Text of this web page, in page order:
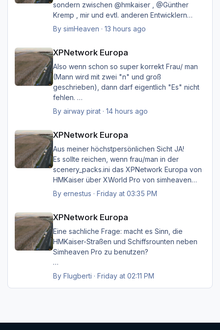
sondern zwischen @hmkaiser , @Günther
Kremp , mir und evtl. anderen Entwicklern
intern geklärt werden, und ich hoffe immer
noch auf eine einvernehmliche Lösung im
By simHeaven · 13 hours ago
XPNetwork Europa
Also wenn schon so super korrekt Frau/ man
(Mann wird mit zwei "n" und groß
geschrieben), dann darf eigentlich "Es" nicht
fehlen.
Ich möchte nicht Oberlehrerhaft rüberkommen,
aber das musste ich unbedingt loswerden!!
Gruß Hermann
By airway pirat· 14 hours ago
XPNetwork Europa
Aus meiner höchstpersönlichen Sicht JA!
Es sollte reichen, wenn frau/man in der
scenery_packs.ini das XPNetwork Europa von
HMKaiser über XWorld Pro von simheaven
angeordnet hat. Es ist aufgrund der im
XPNetwork gesetzten Exclusions nicht einmal
Aerials, ships, roads - nicht zu
installieren/aktivieren.
Frau/man hat dann überall (in Europa) wo
XPNetwork Europa aktiv ist die Roads,
Schiffsrouten und Aerials von XPNetwork
anstelle jener von Simheaven.
By ernestus · Friday at 03:35 PM
XPNetwork Europa
Eine sachliche Frage: macht es Sinn, die
HMKaiser-Straßen und Schiffsrounten neben
Simheaven Pro zu benutzen?
Wenn ja, wie? Einfach die Simheaven-Layer
"12-net2-ships" und "13-net3-roads"
Das macht aber dann nur für Deutschland
By Flugberti · Friday at 02:11 PM